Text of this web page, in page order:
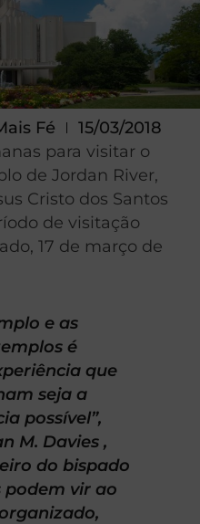
Fé
15/03/2018
para visitar o
de Jordan River,
Cristo dos Santos
de visitação
17 de março de
e as
é
que
seja a
possível”,
M. Davies ,
do bispado
podem vir ao